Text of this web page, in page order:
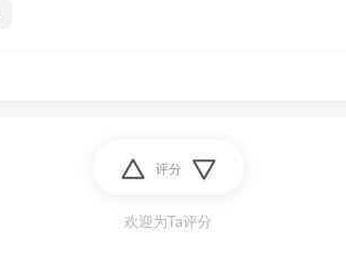
评分
欢迎为Ta评分